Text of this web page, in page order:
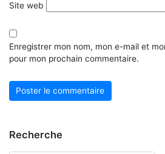
Site web
Enregistrer mon nom, mon e-mail et
pour mon prochain commentaire.
Recherche